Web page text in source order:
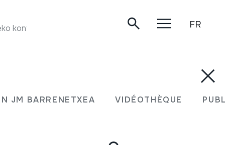
JM BARRENETXEA VIDÉOTHÈQUE
kontzertua. Oiartzun, 2002-10-19.
FR